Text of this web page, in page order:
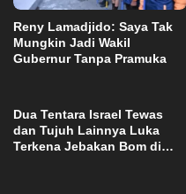
Reny Lamadjido: Saya Tak
Mungkin Jadi Wakil
Gubernur Tanpa Pramuka
Dua Tentara Israel Tewas
dan Tujuh Lainnya Luka
Terkena Jebakan Bom di